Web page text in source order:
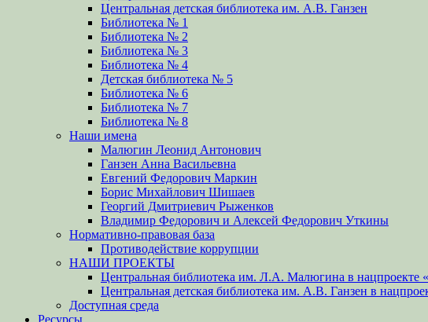
Центральная детская библиотека им. А.В. Ганзен
Библиотека № 1
Библиотека № 2
Библиотека № 3
Библиотека № 4
Детская библиотека № 5
Библиотека № 6
Библиотека № 7
Библиотека № 8
Наши имена
Малюгин Леонид Антонович
Ганзен Анна Васильевна
Евгений Федорович Маркин
Борис Михайлович Шишаев
Георгий Дмитриевич Рыженков
Владимир Федорович и Алексей Федорович Уткины
Нормативно-правовая база
Противодействие коррупции
НАШИ ПРОЕКТЫ
Центральная библиотека им. Л.А. Малюгина в нацпроекте
Центральная детская библиотека им. А.В. Ганзен в
Доступная среда
Ресурсы